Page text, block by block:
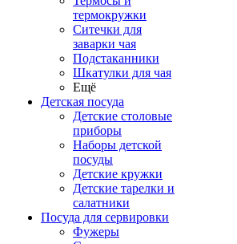
термокружки
Ситечки для
заварки чая
Подстаканники
Шкатулки для чая
Ещё
Детская посуда
Детские столовые
приборы
Наборы детской
посуды
Детские кружки
Детские тарелки и
салатники
Посуда для сервировки
Фужеры